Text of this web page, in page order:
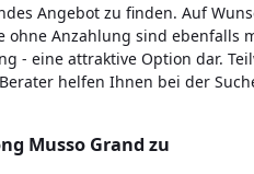
Angebot zu finden. Auf
ohne Anzahlung sind ebenfalls
- eine attraktive Option dar.
helfen Ihnen bei der
Musso Grand zu